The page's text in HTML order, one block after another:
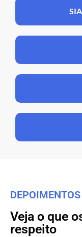
DEPOIMENTOS
Veja o que
respeito